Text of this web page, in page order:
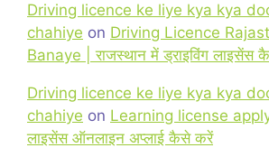
Driving licence ke liye kya kya
chahiye on Driving Licence
Banaye | राजस्थान में ड्राइविंग लाइसेंस
Driving licence ke liye kya kya
chahiye on Learning license
लाइसेंस ऑनलाइन अप्लाई कैसे करें